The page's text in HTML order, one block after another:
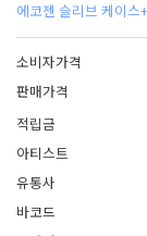
에코젠 슬리브 케이스
소비자가격
판매가격
적립금
아티스트
유통사
바코드